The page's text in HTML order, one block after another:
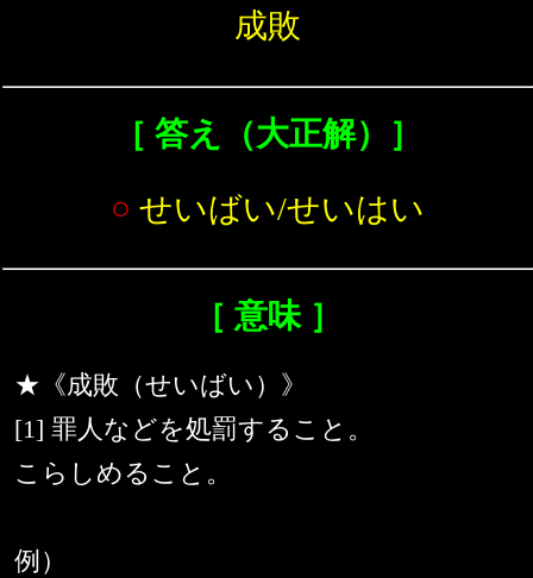
成敗
［ 答え（大正解）］
○ せいばい/せいはい
［ 意味 ］
★《成敗（せいばい）》
[1] 罪人などを処罰すること。
こらしめること。
例）